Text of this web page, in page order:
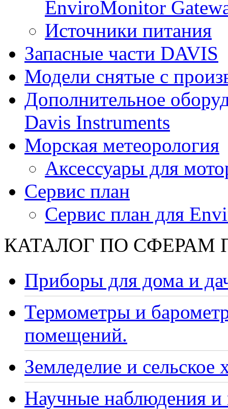
EnviroMonitor
Источники питания
Запасные части DAVIS
Модели снятые с
Дополнительное
Davis Instruments
Морская метеорология
Аксессуары для
Сервис план
Сервис план для
КАТАЛОГ ПО СФЕРАМ
Приборы для дома и
Термометры и
помещений.
Земледелие и сельское
Научные наблюдения и